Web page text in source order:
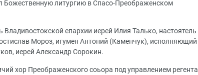
Божественную литургию в Спасо-Преображенском
епархии иерей Илия Талько, настоятель
Мороз, игумен Антоний (Каменчук), исполняющий
иерей Александр Сорокин.
хор Преображенского соьора под управлением регента